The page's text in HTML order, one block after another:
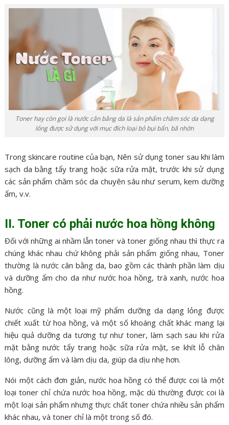
Toner hay còn gọi là nước cân bằng da là sản phẩm chăm sóc da dạng
lỏng được sử dụng với mục đích loại bỏ bụi bẩn, bã nhờn
Trong skincare routine của bạn, Nên sử dụng toner sau khi làm
sạch da bằng tẩy trang hoặc sữa rửa mặt, trước khi sử dụng
các sản phẩm chăm sóc da chuyên sâu như serum, kem dưỡng
ẩm, v.v.
II. Toner có phải nước hoa hồng không
Đối với những ai nhầm lẫn toner và toner giống nhau thì thực ra
chúng khác nhau chứ không phải sản phẩm giống nhau, Toner
thường là nước cân bằng da, bao gồm các thành phần làm dịu
và dưỡng ẩm cho da như nước hoa hồng, trà xanh, nước hoa
hồng.
Nước cũng là một loại mỹ phẩm dưỡng da dạng lỏng được
chiết xuất từ ​​hoa hồng, và một số khoáng chất khác mang lại
hiệu quả dưỡng da tương tự như toner, làm sạch sau khi rửa
mặt bằng nước tẩy trang hoặc sữa rửa mặt, se khít lỗ chân
lông, dưỡng ẩm và làm dịu da, giúp da dịu nhẹ hơn.
Nói một cách đơn giản, nước hoa hồng có thể được coi là một
loại toner chỉ chứa nước hoa hồng, mặc dù thường được coi là
một loại sản phẩm nhưng thực chất toner chứa nhiều sản phẩm
khác nhau, và toner chỉ là một trong số đó.